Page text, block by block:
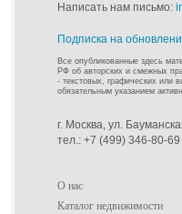
Написать нам письмо:
Подписка на
Все опубликованные здесь
РФ об авторских и смежных
- текстовых, графических или
обязательным указанием
г. Москва, ул.
тел.: +7 (499) 346-80-69
О нас
Каталог недвижимости